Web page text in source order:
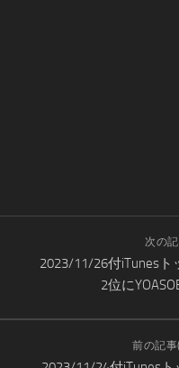
次の
2023/11/26付iTunesト
2位に
前の記事